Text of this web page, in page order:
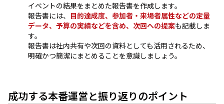
イベントの結果をまとめた報告書を作成します。
報告書には、 目的達成度、参加者・来場者属性などの定量
データ、予算の実績などを含め、次回への提案も記載しま
す。
報告書は社内共有や次回の資料としても活用されるため、
明確かつ簡潔にまとめることを意識しましょう。
成功する本番運営と振り返りのポイント